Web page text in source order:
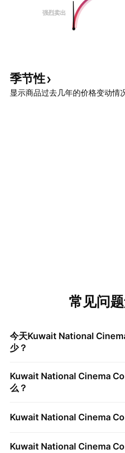
强烈卖出
季节性
显示商品过去几年的价格变动情
常见问
今天Kuwait National
少？
Kuwait National Cinema
么？
Kuwait National Cinema
Kuwait National Cinema